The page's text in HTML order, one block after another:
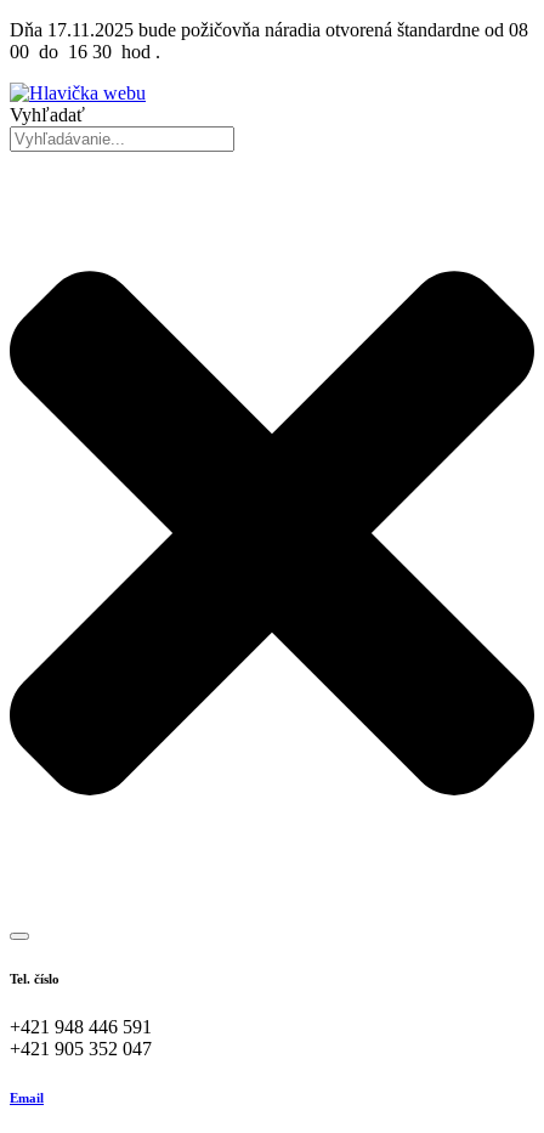
Preskočiť
na
Dňa 17.11.2025 bude požičovňa náradia otvorená štandardne od 08
00 do 16 30 hod .
Vyhľadať
Tel. číslo
+421 948 446 591
+421 905 352 047
Email